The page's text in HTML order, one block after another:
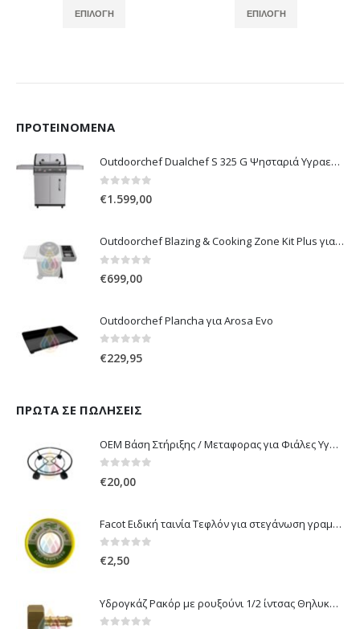
ΕΠΙΛΟΓΉ ΕΠΙΛΟΓΉ
ΠΡΟΤΕΙΝΌΜΕΝΑ
Outdoorchef Dualchef S 325 G Ψησταριά Υγραερίου
€1.599,00
Outdoorchef Blazing & Cooking Zone Kit Plus για Ψησταριά Arosa Evo
€699,00
Outdoorchef Plancha για Arosa Evo
€229,95
ΠΡΏΤΑ ΣΕ ΠΩΛΉΣΕΙΣ
OEM Βάση Στήριξης / Μεταφορας για Φιάλες Υγραερίου 10 kg & 13 kg με ροδάκια
€20,00
Facot Ειδική ταινία Τεφλόν για στεγάνωση γραμμών αερίου 12m
0out of 5
€2,50
Υδρογκάζ Ρακόρ με ρουξούνι 1/2 ίντσας Θηλυκό Δεξιόστροφο για σύνδεση συσκευών με λάστιχο υγραερίου 8mm